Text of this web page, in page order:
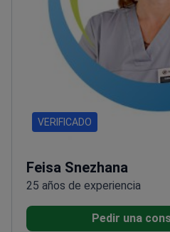
VERIFICADO
Feisa Snezhana
25 años de experiencia
Pedir una